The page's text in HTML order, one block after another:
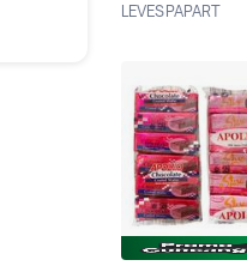
LEVESPAPART